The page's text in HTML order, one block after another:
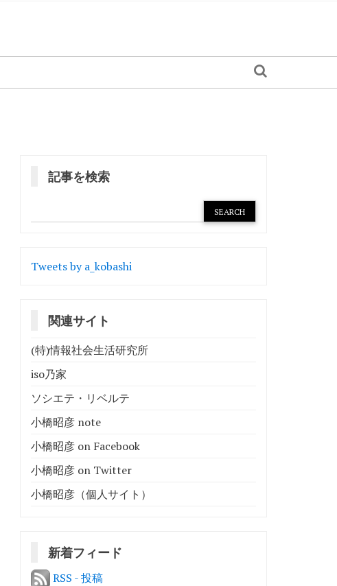
記事を検索
Tweets by a_kobashi
関連サイト
(特)情報社会生活研究所
iso乃家
ソシエテ・リベルテ
小橋昭彦 note
小橋昭彦 on Facebook
小橋昭彦 on Twitter
小橋昭彦（個人サイト）
新着フィード
RSS - 投稿